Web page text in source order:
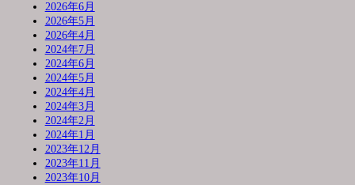
2026年6月
2026年5月
2026年4月
2024年7月
2024年6月
2024年5月
2024年4月
2024年3月
2024年2月
2024年1月
2023年12月
2023年11月
2023年10月